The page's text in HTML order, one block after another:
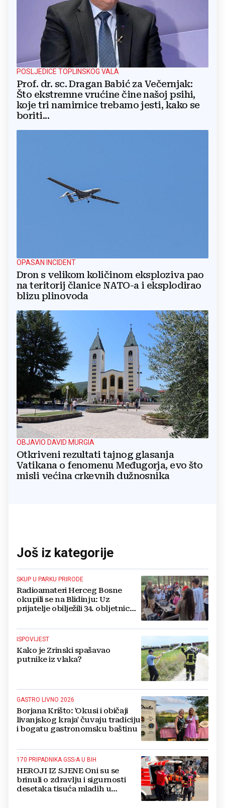
POSLJEDICE TOPLINSKOG VALA
Prof. dr. sc. Dragan Babić za Večernjak:
Što ekstremne vrućine čine našoj psihi,
koje tri namirnice trebamo jesti, kako se
boriti...
OPASAN INCIDENT
Dron s velikom količinom eksploziva pao
na teritorij članice NATO-a i eksplodirao
blizu plinovoda
OBJAVIO DAVID MURGIA
Otkriveni rezultati tajnog glasanja
Vatikana o fenomenu Međugorja, evo što
misli većina crkevnih dužnosnika
Još iz kategorije
SKUP U PARKU PRIRODE
Radioamateri Herceg Bosne
okupili se na Blidinju: Uz
prijatelje obilježili 34. obljetnicu
ISPOVIJEST
Kako je Zrinski spašavao
putnike iz vlaka?
GASTRO LIVNO 2026
Borjana Krišto: 'Okusi i običaji
livanjskog kraja' čuvaju tradiciju
i bogatu gastronomsku baštinu
170 PRIPADNIKA GSS-A U BIH
HEROJI IZ SJENE Oni su se
brinuli o zdravlju i sigurnosti
desetaka tisuća mladih u